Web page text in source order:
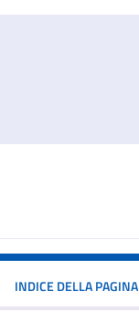
INDICE DELLA PAGINA